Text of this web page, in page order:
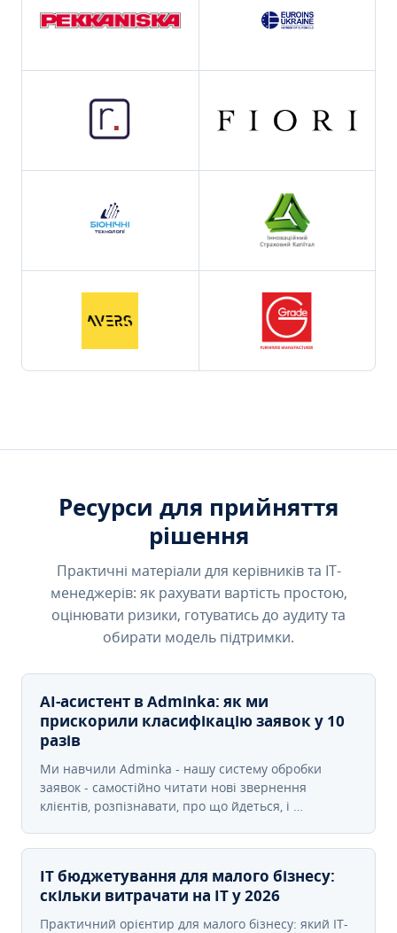
Ресурси для прийняття
рішення
Практичні матеріали для керівників та IT-
менеджерів: як рахувати вартість простою,
оцінювати ризики, готуватись до аудиту та
обирати модель підтримки.
AI-асистент в Adminka: як ми
прискорили класифікацію заявок у 10
разів
Ми навчили Adminka - нашу систему обробки
заявок - самостійно читати нові звернення
клієнтів, розпізнавати, про що йдеться, і …
IT бюджетування для малого бізнесу:
скільки витрачати на IT у 2026
Практичний орієнтир для малого бізнесу: який IT-